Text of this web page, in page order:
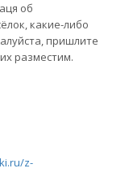
об
какие-либо
пришлите
разместим.
z-